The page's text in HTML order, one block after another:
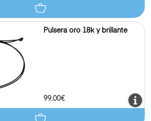
Pulsera oro 18k y brillante
99.00€